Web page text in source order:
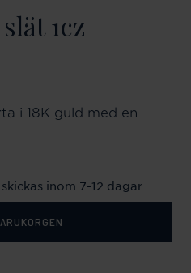
1cz
i 18K guld med en
inom 7-12 dagar